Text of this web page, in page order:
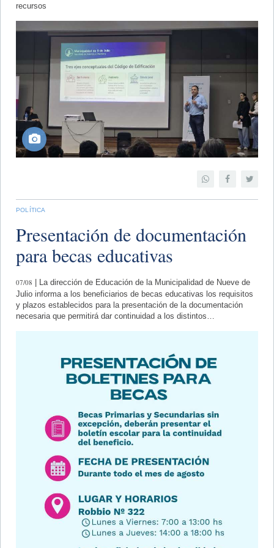
recursos
POLÍTICA
Presentación de documentación
para becas educativas
07/08 | La dirección de Educación de la Municipalidad de Nueve de
Julio informa a los beneficiarios de becas educativas los requisitos
y plazos establecidos para la presentación de la documentación
necesaria que permitirá dar continuidad a los distintos…